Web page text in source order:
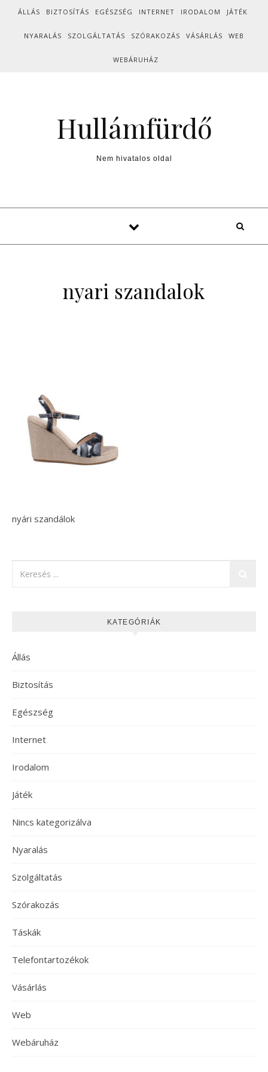
Skip to content
ÁLLÁS BIZTOSÍTÁS EGÉSZSÉG INTERNET IRODALOM JÁTÉK
NYARALÁS SZOLGÁLTATÁS SZÓRAKOZÁS VÁSÁRLÁS WEB
WEBÁRUHÁZ
Hullámfürdő
Nem hivatalos oldal
nyari szandalok
nyári szandálok
KATEGÓRIÁK
Állás
Biztosítás
Egészség
Internet
Irodalom
Játék
Nincs kategorizálva
Nyaralás
Szolgáltatás
Szórakozás
Táskák
Telefontartozékok
Vásárlás
Web
Webáruház